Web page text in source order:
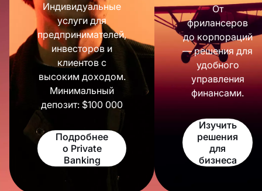
Индивидуальные
услуги для
предпринимателей,
инвесторов и
клиентов с
высоким доходом.
Минимальный
депозит: $100 000
Подробнее
о Private
Banking
От
фрилансеров
до корпораций
— решения для
удобного
управления
финансами.
Изучить
решения
для
бизнеса